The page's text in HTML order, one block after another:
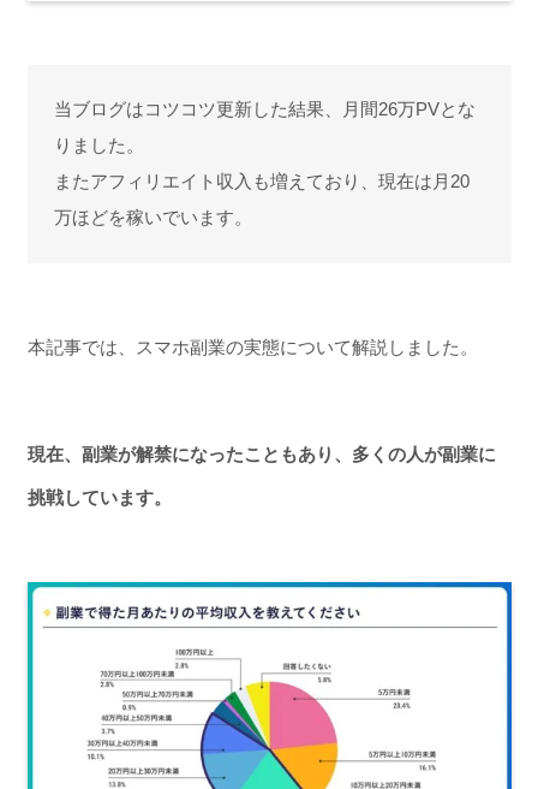
当ブログはコツコツ更新した結果、月間26万PVとな
りました。
またアフィリエイト収入も増えており、現在は月20
万ほどを稼いでいます。
本記事では、スマホ副業の実態について解説しました。
現在、副業が解禁になったこともあり、多くの人が副業に
挑戦しています。